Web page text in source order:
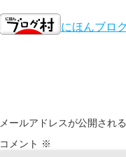
にほんブロ
メールアドレスが公開され
コメント ※